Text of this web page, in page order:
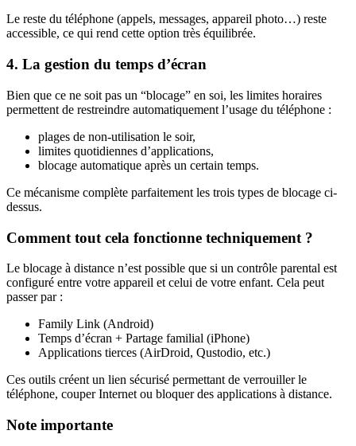
Le reste du téléphone (appels, messages, appareil photo…) reste
accessible, ce qui rend cette option très équilibrée.
4. La gestion du temps d’écran
Bien que ce ne soit pas un “blocage” en soi, les limites horaires
permettent de restreindre automatiquement l’usage du téléphone :
plages de non-utilisation le soir,
limites quotidiennes d’applications,
blocage automatique après un certain temps.
Ce mécanisme complète parfaitement les trois types de blocage ci-
dessus.
Comment tout cela fonctionne techniquement ?
Le blocage à distance n’est possible que si un contrôle parental est
configuré entre votre appareil et celui de votre enfant. Cela peut
passer par :
Family Link (Android)
Temps d’écran + Partage familial (iPhone)
Applications tierces (AirDroid, Qustodio, etc.)
Ces outils créent un lien sécurisé permettant de verrouiller le
téléphone, couper Internet ou bloquer des applications à distance.
Note importante